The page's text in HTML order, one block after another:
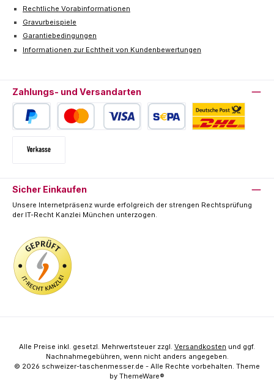
Rechtliche Vorabinformationen
Gravurbeispiele
Garantiebedingungen
Informationen zur Echtheit von Kundenbewertungen
Zahlungs- und Versandarten
Sicher Einkaufen
Unsere Internetpräsenz wurde erfolgreich der strengen Rechtsprüfung
der IT-Recht Kanzlei München unterzogen.
Alle Preise inkl. gesetzl. Mehrwertsteuer zzgl. Versandkosten und ggf.
Nachnahmegebühren, wenn nicht anders angegeben.
© 2026 schweizer-taschenmesser.de - Alle Rechte vorbehalten. Theme
by ThemeWare®